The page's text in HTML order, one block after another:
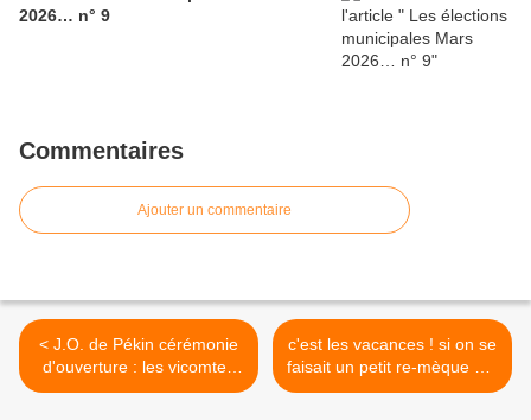
2026… n° 9
Commentaires
Ajouter un commentaire
< J.O. de Pékin cérémonie
d'ouverture : les vicomtes
de brageole étaient
c'est les vacances ! si on se
faisait un petit re-mèque sur
les meilleurs des vicomtes